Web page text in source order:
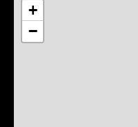
+
−